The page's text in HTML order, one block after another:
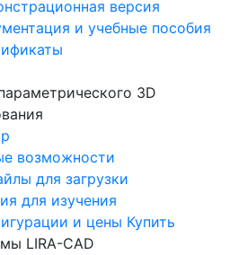
версия
и учебные пособия
3D
возможности
для загрузки
для изучения
и цены Купить
LIRA-CAD